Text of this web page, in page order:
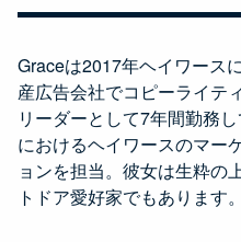
Graceは2017年ヘイワース
産広告会社でコピーライテ
リーダーとして7年間勤務
におけるヘイワースのマー
ョンを担当。彼女は生粋の
トドア愛好家でもあります。